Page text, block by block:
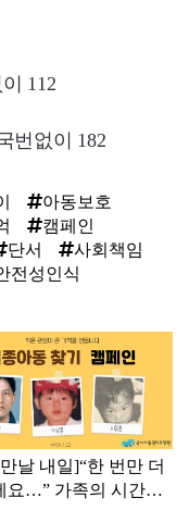
112
번없이 182
아동보호
캠페인
단서
사회책임
전성인식
날 내일]“한 번만 더
요…” 가족의 시간은